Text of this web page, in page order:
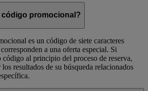
código promocional?
es un código de siete caracteres
a una oferta especial. Si
código al principio del proceso de reserva,
resultados de su búsqueda relacionados